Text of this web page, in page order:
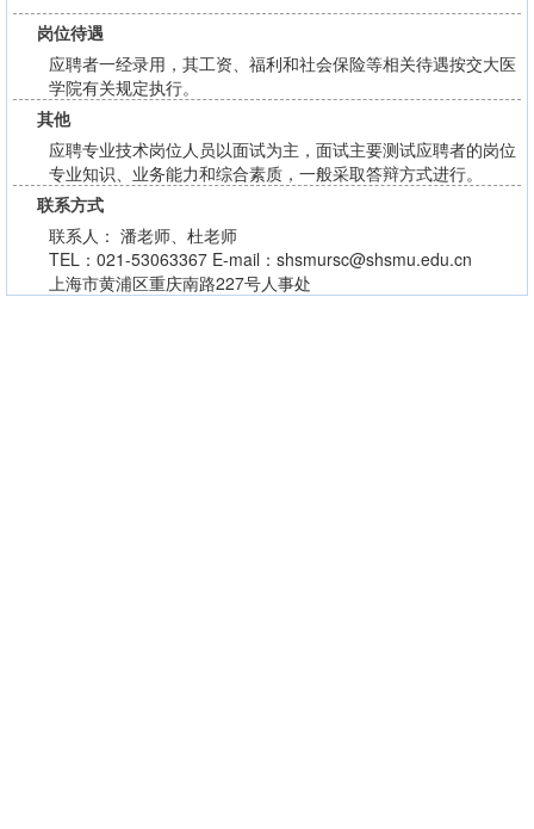
岗位待遇
应聘者一经录用，其工资、福利和社会保险等相关待遇按交大医
学院有关规定执行。
其他
应聘专业技术岗位人员以面试为主，面试主要测试应聘者的岗位
专业知识、业务能力和综合素质，一般采取答辩方式进行。
联系方式
联系人： 潘老师、杜老师
TEL：021-53063367 E-mail：shsmursc@shsmu.edu.cn
上海市黄浦区重庆南路227号人事处